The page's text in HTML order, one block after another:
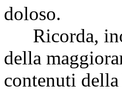
doloso.
Ricorda,
della
contenuti